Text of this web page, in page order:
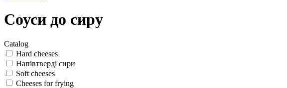
Соуси до сиру
Catalog
Hard cheeses
Напівтверді сири
Soft cheeses
Cheeses for frying